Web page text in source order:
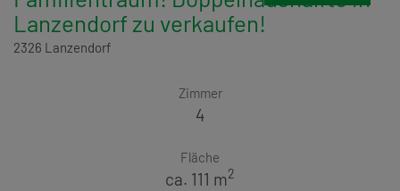
Lanzendorf zu verkaufen!
2326 Lanzendorf
Zimmer
4
Fläche
ca. 111 m2